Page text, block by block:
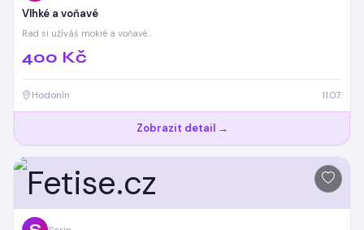
Vlhké a voňavé
Rad si užíváš mokré a voňavé…
400 Kč
Hodonín 11.07.
Zobrazit detail →